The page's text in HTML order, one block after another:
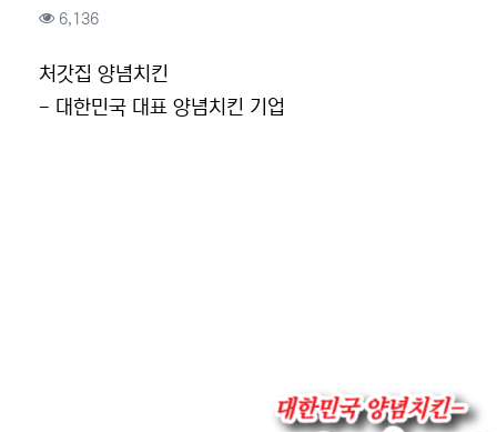
컨텐츠 정보
6,136조회
본문
처갓집 양념치킨
- 대한민국 대표 양념치킨 기업